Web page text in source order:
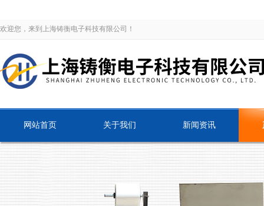
欢迎您，来到上海铸衡电子科技有限公司！
网站首页 关于我们 新闻资讯